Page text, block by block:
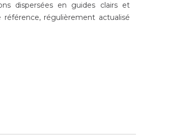
dispersées en guides clairs et
régulièrement actualisé